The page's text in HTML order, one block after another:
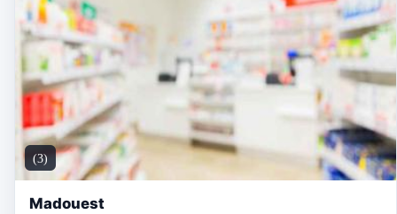
(3)
Madouest